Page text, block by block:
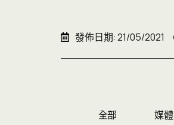
發佈日期:21/05/2021
全部 媒體